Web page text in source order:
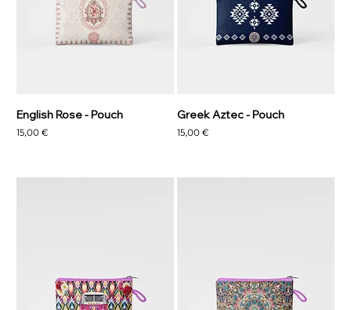
English Rose - Pouch
Precio
15,00 €
Greek Aztec - Pouch
Precio
15,00 €